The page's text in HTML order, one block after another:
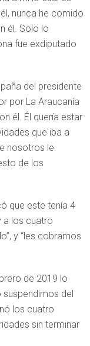
nunca he comido
él. Solo lo
fue exdiputado
del presidente
por La Araucanía
él. Él quería estar
que iba a
nosotros le
de los
que este tenía 4
a los cuatro
y “les cobramos
de 2019 lo
del
los cuatro
sin terminar